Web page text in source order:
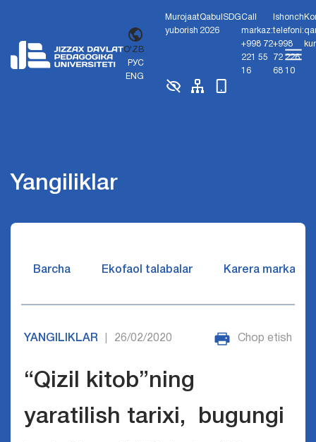
O'ZB
РУС
ENG
Murojaat
yuborish
Qabul
2026
SDGCall
markaz:
+998 72
221 55
16
Ishonch
telefoni:
+998
72 226
68 10
Yangiliklar
Barcha Ekofaol talabalar Karera markazi
YANGILIKLAR 26/02/2020 Chop etish
“Qizil kitob”ning
yaratilish tarixi, bugungi